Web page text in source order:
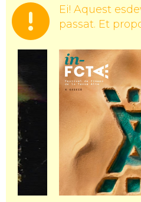
Ei! Aquest
passat. Et